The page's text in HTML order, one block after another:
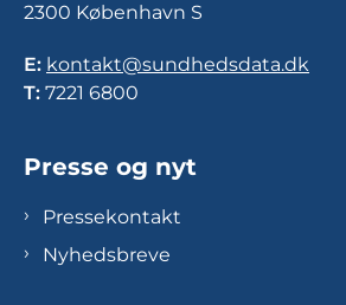
2300 København S
E: kontakt@sundhedsdata.dk
T: 7221 6800
Presse og nyt
Pressekontakt
Nyhedsbreve